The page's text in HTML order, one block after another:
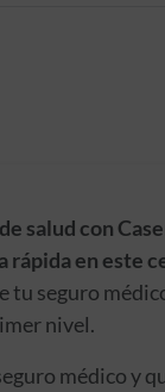
salud con
rápida en este
tu seguro
nivel.
médico y